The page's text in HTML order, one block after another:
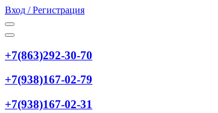
Вход / Регистрация
+7(863)292-30-70
+7(938)167-02-79
+7(938)167-02-31